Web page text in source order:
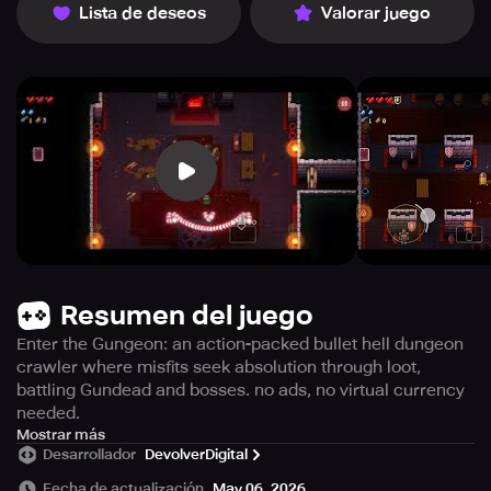
Lista de deseos Valorar juego
Resumen del juego
Enter the Gungeon: an action-packed bullet hell dungeon
crawler where misfits seek absolution through loot,
battling Gundead and bosses. no ads, no virtual currency
needed.
Experience Enter the Gungeon without any cost - devoid
of advertisements! Access the entire game by making a
lone purchase within the app. There's no need for gems,
Mostrar más
Desarrollador DevolverDigital
Fecha de actualización May 06, 2026